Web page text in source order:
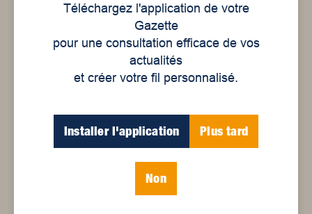
Jean-Michel Landry
Téléchargez l'application de votre
Gazette
pour une consultation efficace de vos
actualités
et créer votre fil personnalisé.
Installer l'application Plus tard
Non